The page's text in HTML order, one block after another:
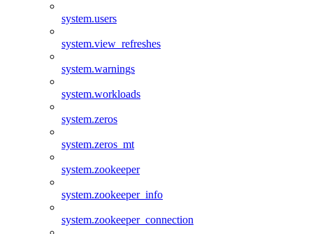
system.users
system.view_refreshes
system.warnings
system.workloads
system.zeros
system.zeros_mt
system.zookeeper
system.zookeeper_info
system.zookeeper_connection